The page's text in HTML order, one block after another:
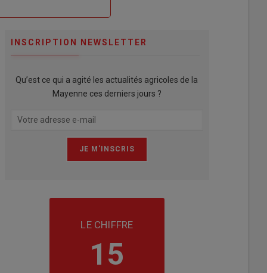
INSCRIPTION NEWSLETTER
Qu’est ce qui a agité les actualités agricoles de la
Mayenne ces derniers jours ?
LE CHIFFRE
15